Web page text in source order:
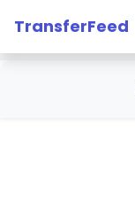
TransferFeed